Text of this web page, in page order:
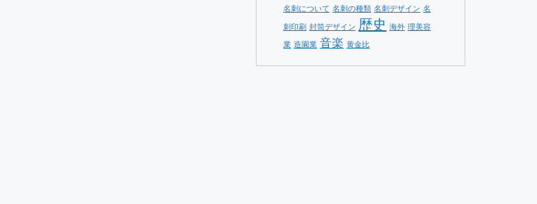
名刺について 名刺の種類 名刺デザイン 名
刺印刷 封筒デザイン 歴史 海外 理美容
業 造園業 音楽 黄金比